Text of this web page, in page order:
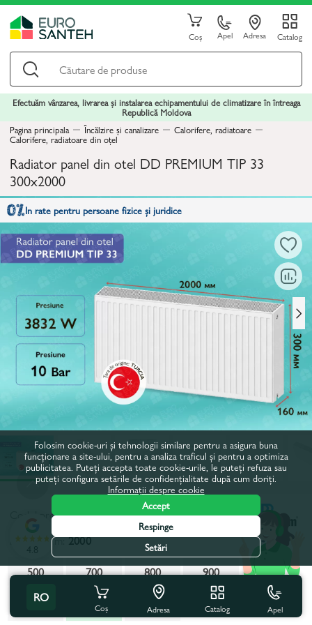
Coș Apel Adresa Catalog
Efectuăm vânzarea, livrarea și instalarea echipamentului de climatizare în întreaga
Republică Moldova
Pagina principala
Încălzire și canalizare Calorifere, radiatoare
Calorifere, radiatoare din oțel
Radiator panel din otel DD PREMIUM TIP 33
300x2000
In rate pentru persoane fizice și juridice
Codul produsului:50713
Latime, mm:2000
500
700 800 900
1000
1100
1200 1400 1500
1600
RO
Coș Adresa Catalog Apel
4.8
Folosim cookie-uri și tehnologii similare pentru a asigura buna
funcționare a site-ului, pentru a analiza traficul și pentru a optimiza
publicitatea. Puteți accepta toate cookie-urile, le puteți refuza sau
puteți configura setările de confidențialitate după cum doriți.
Informații despre cookie
Accept
Respinge
Setări